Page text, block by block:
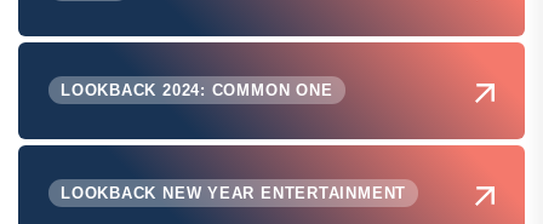
LOOKBACK 2024: COMMON ONE
LOOKBACK NEW YEAR ENTERTAINMENT